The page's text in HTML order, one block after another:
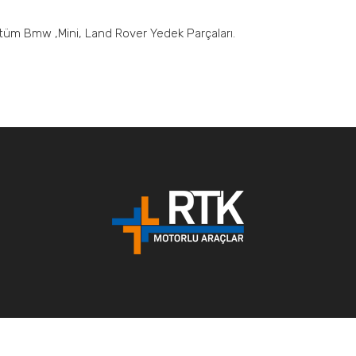
Bmw ,Mini, Land Rover Yedek Parçaları.